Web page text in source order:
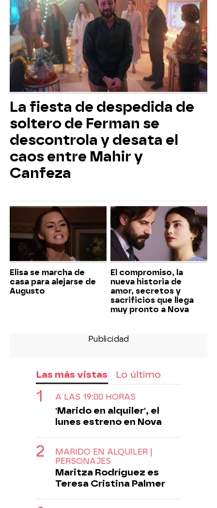
La fiesta de despedida de
soltero de Ferman se
descontrola y desata el
caos entre Mahir y
Canfeza
Elisa se marcha de
casa para alejarse de
Augusto
El compromiso, la
nueva historia de
amor, secretos y
sacrificios que llega
muy pronto a Nova
Las más vistas Lo último
A LAS 19:00 HORAS
'Marido en alquiler', el
lunes estreno en Nova
MARIDO EN ALQUILER |
PERSONAJES
Maritza Rodríguez es
Teresa Cristina Palmer